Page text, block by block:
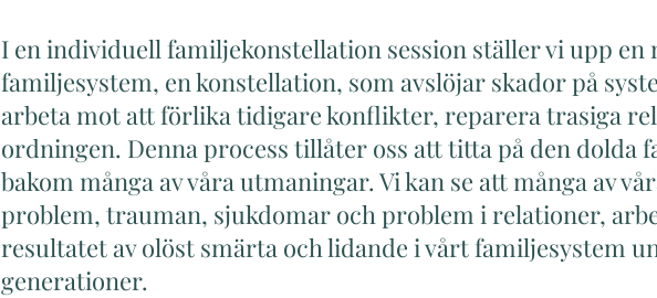
I en individuell familjekonstellation session ställer vi upp en
familjesystem, en konstellation, som avslöjar skador på
arbeta mot att förlika tidigare konflikter, reparera trasiga
ordningen. Denna process tillåter oss att titta på den dolda
bakom många av våra utmaningar. Vi kan se att många av
problem, trauman, sjukdomar och problem i relationer,
resultatet av olöst smärta och lidande i vårt familjesystem
generationer.